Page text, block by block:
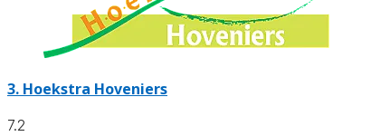
3. Hoekstra Hoveniers
7.2